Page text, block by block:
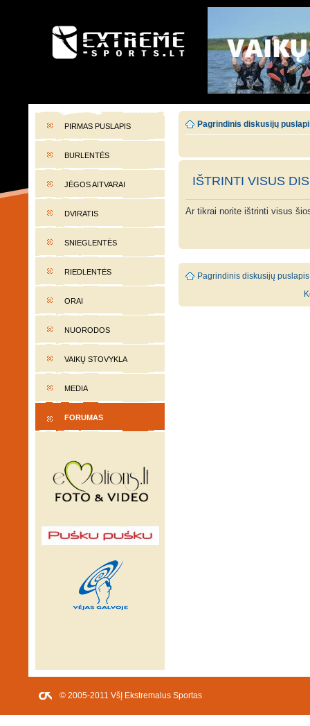
EXTREME-SPORTS.LT
PIRMAS PUSLAPIS
BURLENTĖS
JĖGOS AITVARAI
DVIRATIS
SNIEGLENTĖS
RIEDLENTĖS
ORAI
NUORODOS
VAIKŲ STOVYKLA
MEDIA
FORUMAS
Pagrindinis diskusijų
IŠTRINTI VISUS
Ar tikrai norite ištrinti visus
Pagrindinis diskusijų puslapis
© 2005-2011 VšĮ Ekstremalus Sportas